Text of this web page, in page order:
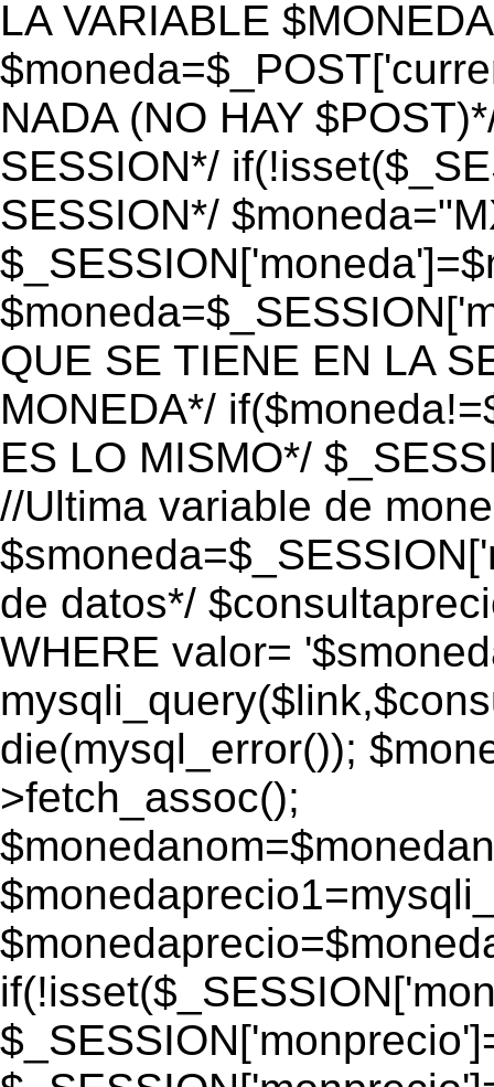
LA VARIABLE
NADA (NO HAY
SESSION*/
SESSION*/
QUE SE TIENE EN LA
MONEDA*/
ES LO MISMO*/
//Ultima variable de
de datos*/
WHERE valor=
die(mysql_error());
>fetch_assoc();